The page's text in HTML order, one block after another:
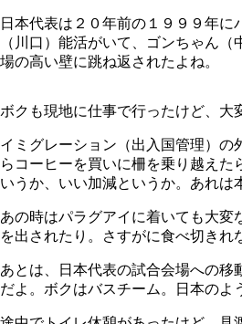
日本代表は２０年前の１９９９年
（川口）能活がいて、ゴンちゃん
場の高い壁に跳ね返されたよね。
ボクも現地に仕事で行ったけど、大
イミグレーション（出入国管理）
らコーヒーを買いに柵を乗り越え
いうか、いい加減というか。あれは
あの時はパラグアイに着いても大
を出されたり。さすがに食べ切きれ
あとは、日本代表の試合会場への
だよ。ボクはバスチーム。日本のよ